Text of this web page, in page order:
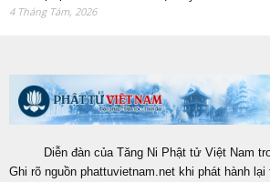
4 Tháng Tám, 2026
Diễn đàn của Tăng Ni Phật tử Việt Nam
Ghi rõ nguồn phattuvietnam.net khi phát hành